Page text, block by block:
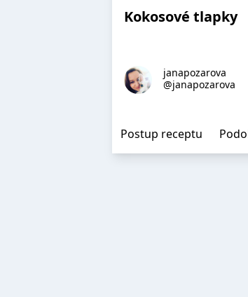
Kokosové tlapky
janapozarova
@janapozarova
Postup receptu